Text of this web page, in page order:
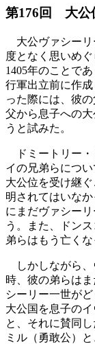
第176回 大公
大公ヴァシーリ
度となく思いめ
1405年のことで
行軍出立前に作
った際には、彼
父から息子への
うと試みた。
ドミートリー・
イの兄弟らにつ
大公位を受け継
明されてはいな
にまだヴァシー
う。また、ドン
弟らはもう亡くな
しかしながら、
時、彼の弟らは
シーリー一世が
大公国を息子の
と、それに賛同
ミル（勇敢公）